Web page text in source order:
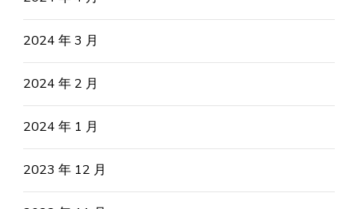
2024 年 3 月
2024 年 2 月
2024 年 1 月
2023 年 12 月